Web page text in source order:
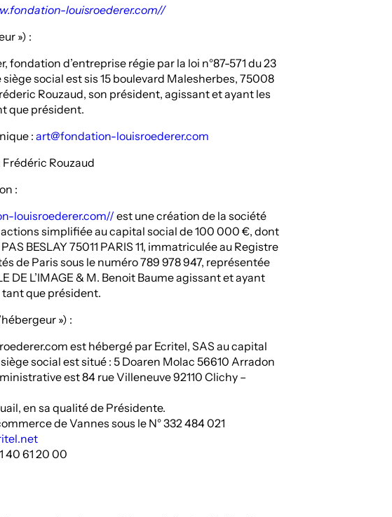
louisroederer.com//
») :
fondation d’entreprise régie par la loi n°87-571 du 23
social est sis 15 boulevard Malesherbes, 75008
Rouzaud, son président, agissant et ayant les
que président.
: art@fondation-louisroederer.com
Rouzaud
:
louisroederer.com// est une création de la société
actions simplifiée au capital social de 100 000 €, dont
BESLAY 75011 PARIS 11, immatriculée au Registre
de Paris sous le numéro 789 978 947, représentée
DE L’IMAGE & M. Benoit Baume agissant et ayant
tant que président.
») :
est hébergé par Ecritel, SAS au capital
social est situé : 5 Doaren Molac 56610 Arradon
est 84 rue Villeneuve 92110 Clichy –
en sa qualité de Présidente.
de Vannes sous le N° 332 484 021
40 61 20 00